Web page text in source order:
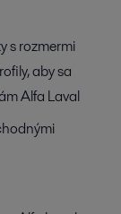
s rozmermi
aby sa
Alfa Laval